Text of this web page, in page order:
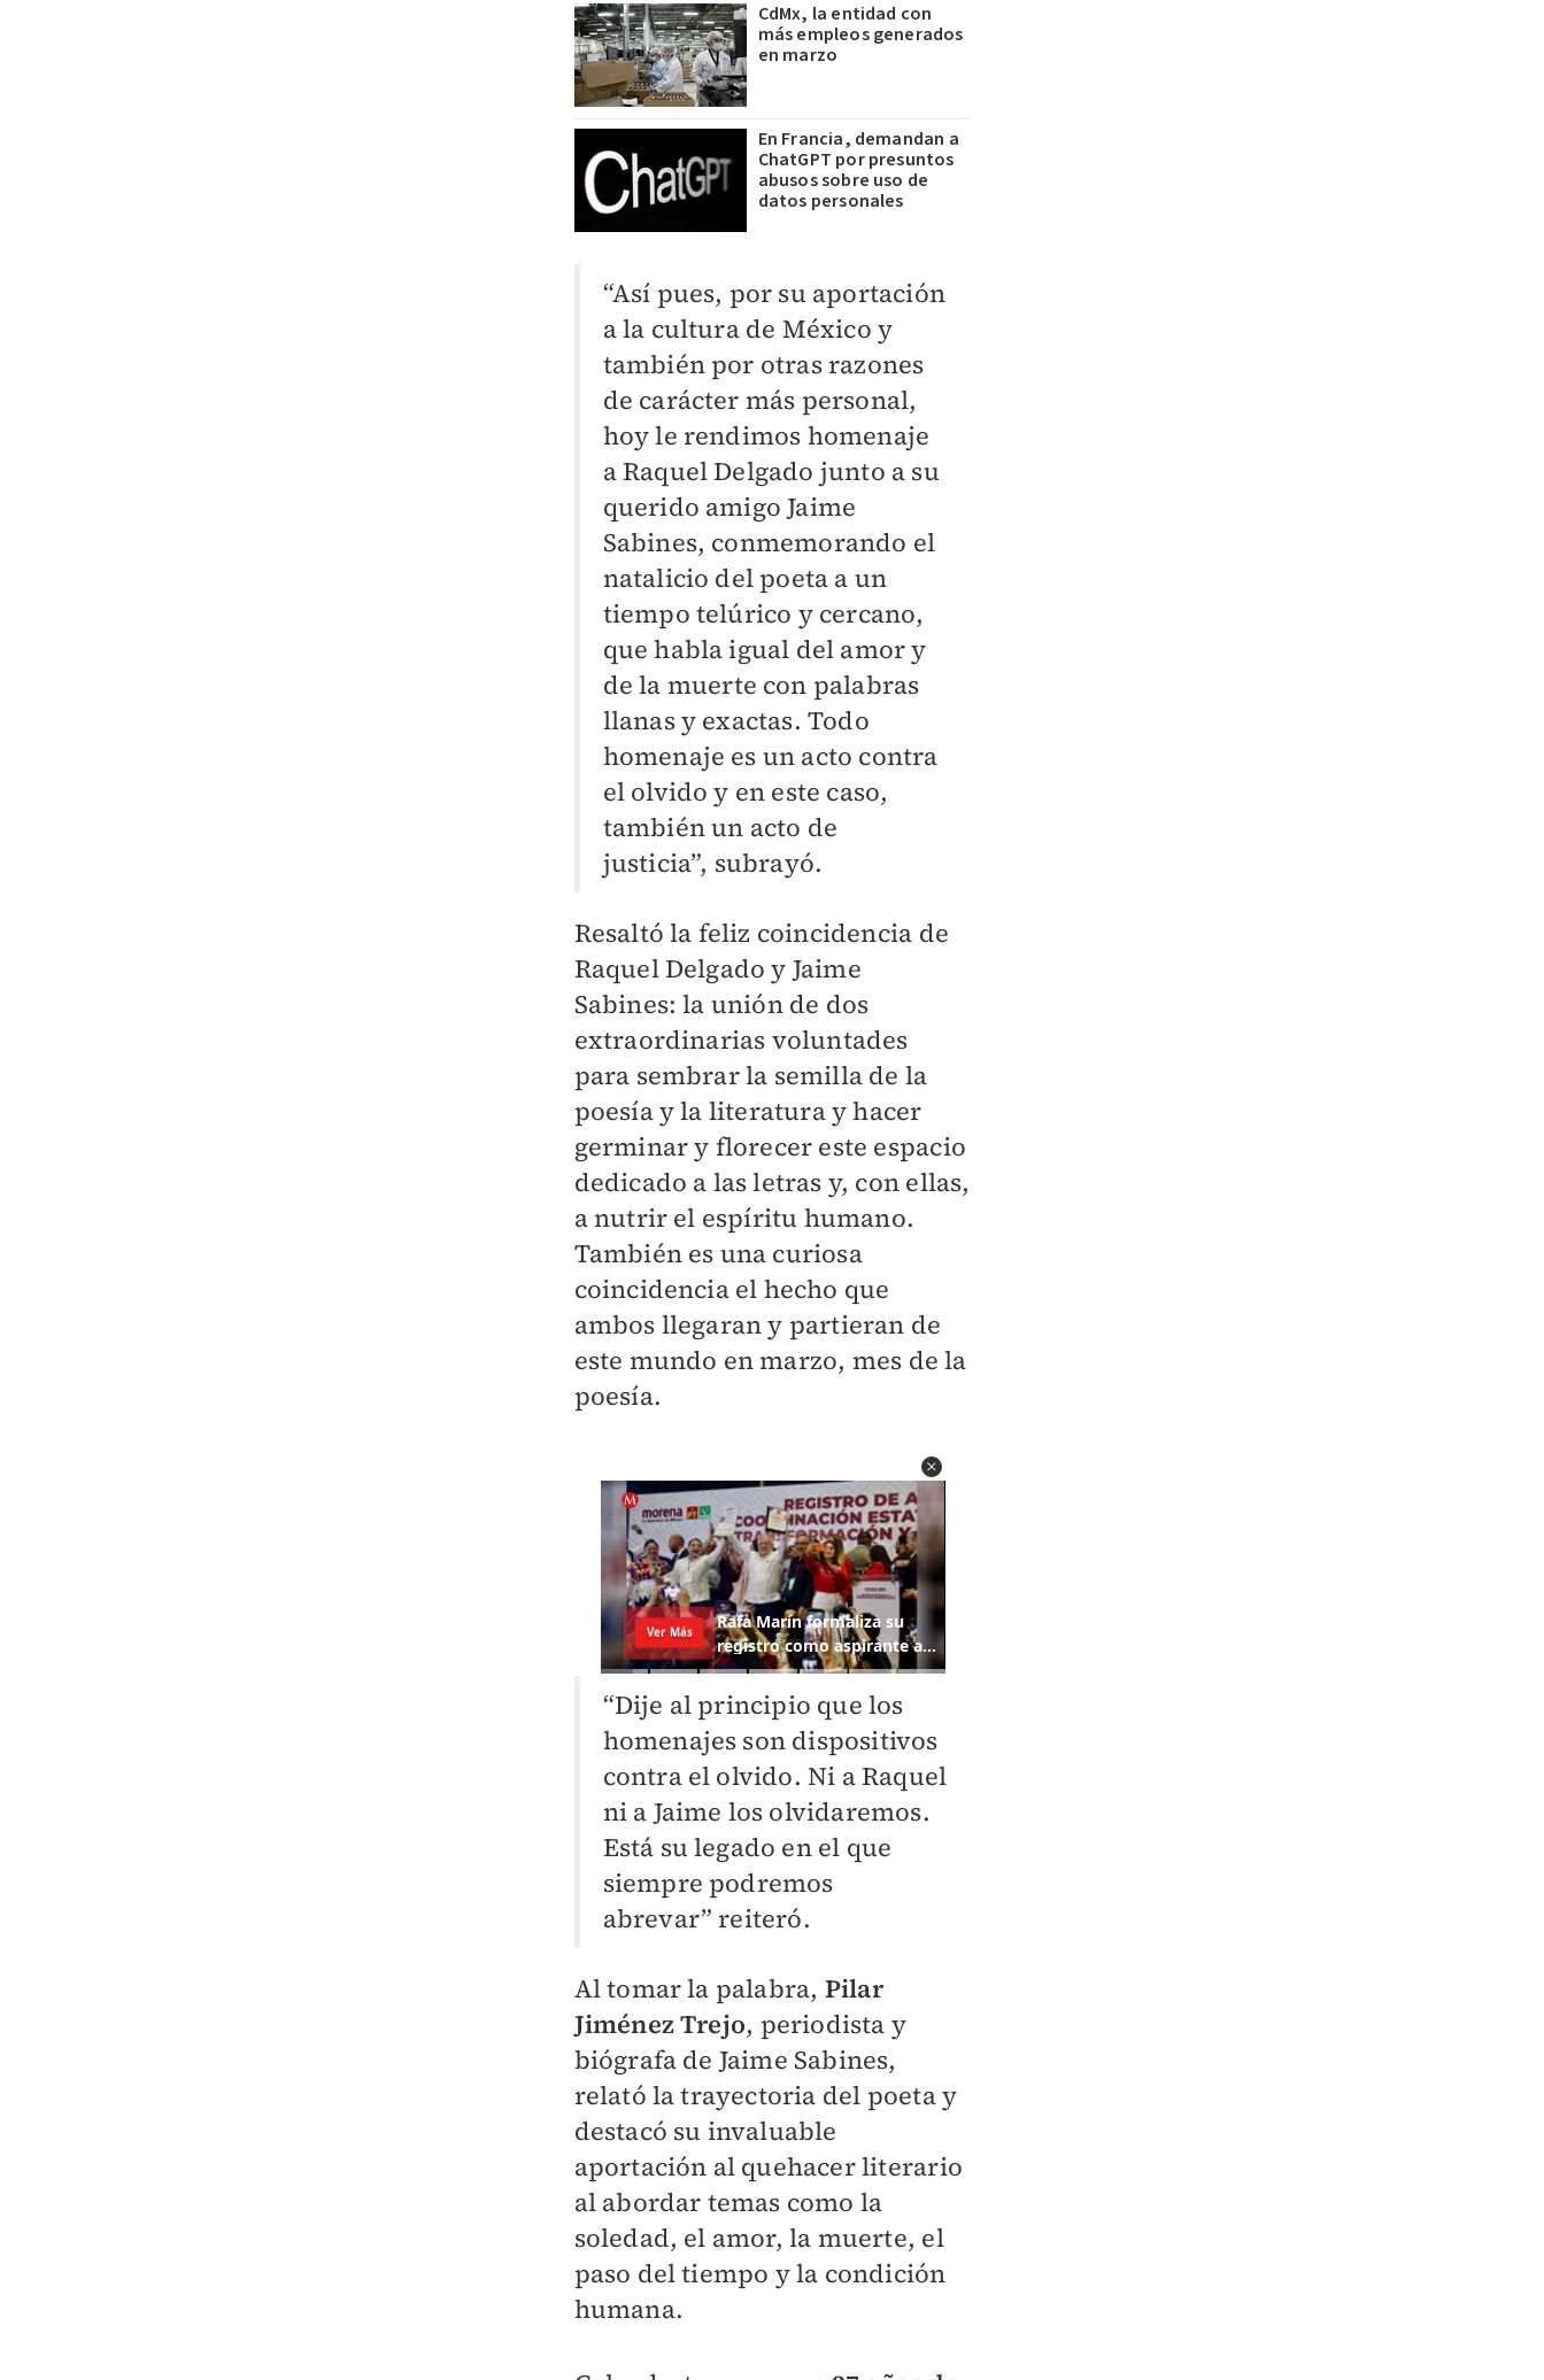
CdMx, la entidad con
más empleos generados
en marzo
En Francia, demandan a
ChatGPT por presuntos
abusos sobre uso de
datos personales
“Así pues, por su aportación
a la cultura de México y
también por otras razones
de carácter más personal,
hoy le rendimos homenaje
a Raquel Delgado junto a su
querido amigo Jaime
Sabines, conmemorando el
natalicio del poeta a un
tiempo telúrico y cercano,
que habla igual del amor y
de la muerte con palabras
llanas y exactas. Todo
homenaje es un acto contra
el olvido y en este caso,
también un acto de
justicia”, subrayó.
Resaltó la feliz coincidencia de
Raquel Delgado y Jaime
Sabines: la unión de dos
extraordinarias voluntades
para sembrar la semilla de la
poesía y la literatura y hacer
germinar y florecer este espacio
dedicado a las letras y, con ellas,
a nutrir el espíritu humano.
También es una curiosa
coincidencia el hecho que
ambos llegaran y partieran de
este mundo en marzo, mes de la
poesía.
“Dije al principio que los
homenajes son dispositivos
contra el olvido. Ni a Raquel
ni a Jaime los olvidaremos.
Está su legado en el que
siempre podremos
abrevar” reiteró.
Al tomar la palabra, Pilar
Jiménez Trejo, periodista y
biógrafa de Jaime Sabines,
relató la trayectoria del poeta y
destacó su invaluable
aportación al quehacer literario
al abordar temas como la
soledad, el amor, la muerte, el
paso del tiempo y la condición
humana.